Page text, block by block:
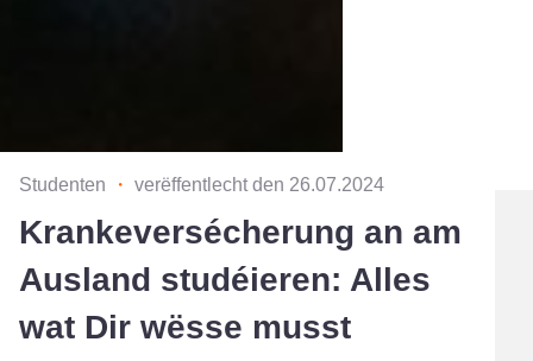
Studenten ・ verëffentlecht den 26.07.2024
Krankeversécherung an am
Ausland studéieren: Alles
wat Dir wësse musst